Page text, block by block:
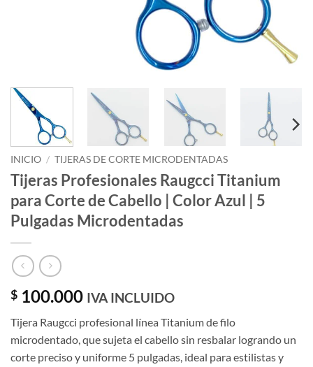
INICIO / TIJERAS DE CORTE MICRODENTADAS
Tijeras Profesionales Raugcci Titanium
para Corte de Cabello | Color Azul | 5
Pulgadas Microdentadas
$ 100.000 IVA INCLUIDO
Tijera Raugcci profesional línea Titanium de filo
microdentado, que sujeta el cabello sin resbalar logrando un
corte preciso y uniforme 5 pulgadas, ideal para estilistas y